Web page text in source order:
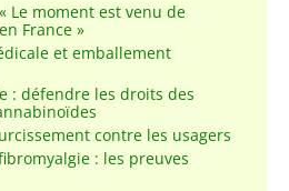
Le moment est venu de
France »
et emballement
: défendre les droits des
contre les usagers
: les preuves